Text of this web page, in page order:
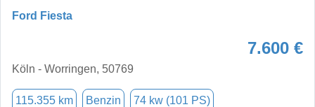
Ford Fiesta
7.600 €
Köln - Worringen, 50769
115.355 km Benzin 74 kw (101 PS)